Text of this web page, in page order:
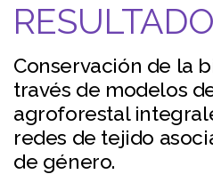
Conservación de la
través de modelos
agroforestal
redes de tejido
de género.